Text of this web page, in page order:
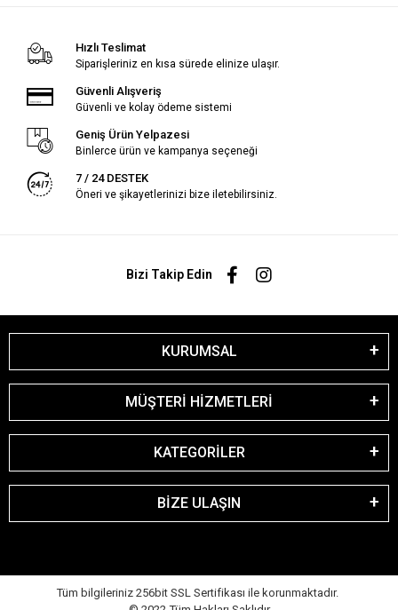
Hızlı Teslimat
Siparişleriniz en kısa sürede elinize ulaşır.
Güvenli Alışveriş
Güvenli ve kolay ödeme sistemi
Geniş Ürün Yelpazesi
Binlerce ürün ve kampanya seçeneği
7 / 24 DESTEK
Öneri ve şikayetlerinizi bize iletebilirsiniz.
Bizi Takip Edin
KURUMSAL
MÜŞTERİ HİZMETLERİ
KATEGORİLER
BİZE ULAŞIN
Tüm bilgileriniz 256bit SSL Sertifikası ile korunmaktadır.